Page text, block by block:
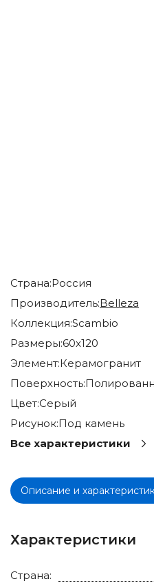
Страна:Россия
Производитель:Belleza
Коллекция:Scambio
Размеры:60x120
Элемент:Керамогранит
Поверхность:
Цвет:Серый
Рисунок:Под камень
Все характеристики
Описание и
Характеристики
Страна: